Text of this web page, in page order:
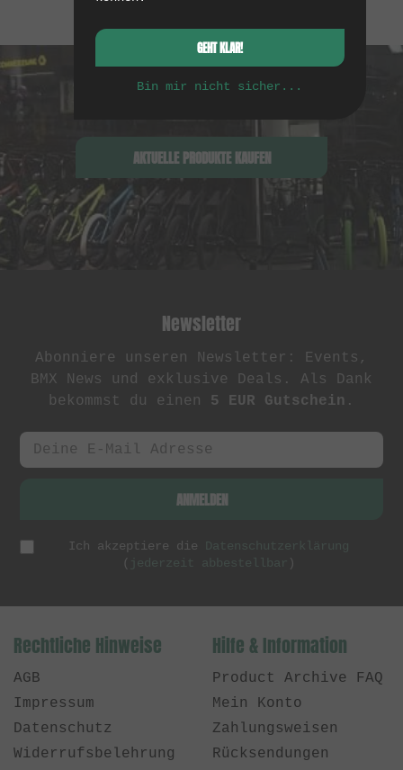
AKTUELLE PRODUKTE KAUFEN
Newsletter
Abonniere unseren Newsletter: Events,
BMX News und exklusive Deals. Als Dank
bekommst du einen 5 EUR Gutschein .
ANMELDEN
Ich akzeptiere die
Datenschutzerklärung
(
jederzeit abbestellbar )
Rechtliche Hinweise
AGB
Impressum
Datenschutz
Widerrufsbelehrung
Hilfe & Information
Product Archive FAQ
Mein Konto
Zahlungsweisen
Rücksendungen
GEHT KLAR!
Bin mir nicht sicher...